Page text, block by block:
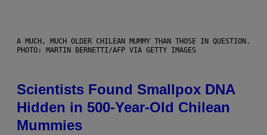
A MUCH, MUCH OLDER CHILEAN MUMMY THAN THOSE IN QUESTION.
PHOTO: MARTIN BERNETTI/AFP VIA GETTY IMAGES
Scientists Found Smallpox DNA
Hidden in 500-Year-Old Chilean
Mummies